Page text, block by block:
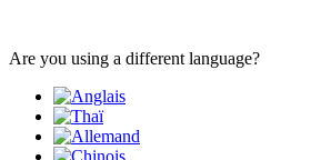
Are you using a different language?